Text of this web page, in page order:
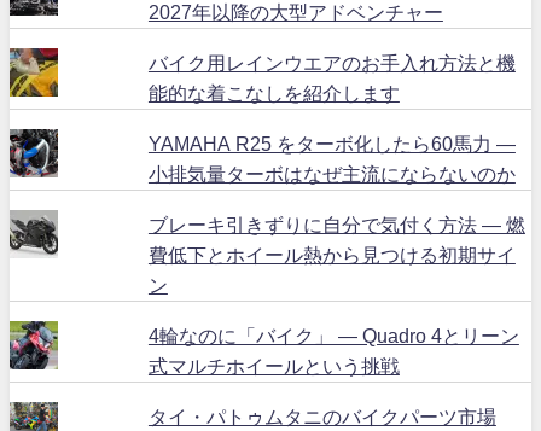
2027年以降の大型アドベンチャー
バイク用レインウエアのお手入れ方法と機
能的な着こなしを紹介します
YAMAHA R25 をターボ化したら60馬力 ―
小排気量ターボはなぜ主流にならないのか
ブレーキ引きずりに自分で気付く方法 ― 燃
費低下とホイール熱から見つける初期サイ
ン
4輪なのに「バイク」 ― Quadro 4とリーン
式マルチホイールという挑戦
タイ・パトゥムタニのバイクパーツ市場